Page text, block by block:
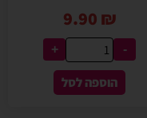
9.90 ₪
-
+
הוספה לסל